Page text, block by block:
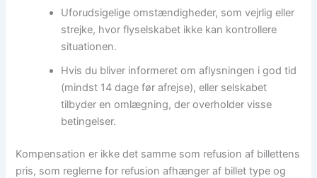
Uforudsigelige omstændigheder, som vejrlig eller
strejke, hvor flyselskabet ikke kan kontrollere
situationen.
Hvis du bliver informeret om aflysningen i god tid
(mindst 14 dage før afrejse), eller selskabet
tilbyder en omlægning, der overholder visse
betingelser.
Kompensation er ikke det samme som refusion af billettens
pris, som reglerne for refusion afhænger af billet type og